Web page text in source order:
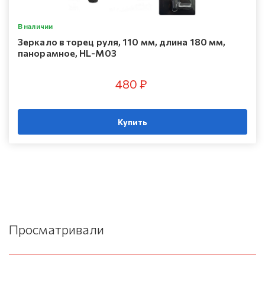
В наличии
Зеркало в торец руля, 110 мм, длина 180 мм,
панорамное, HL-M03
480 ₽
Купить
Просматривали